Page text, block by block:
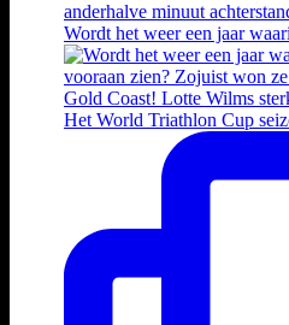
Wordt het weer een jaar
Het World Triathlon Cup